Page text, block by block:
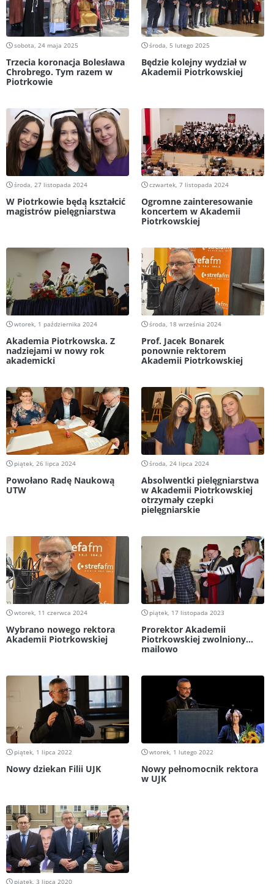
sobota, 24 maja 2025
Trzecia koronacja Bolesława
Chrobrego. Tym razem w
Piotrkowie
środa, 5 lutego 2025
Będzie kolejny wydział w
Akademii Piotrkowskiej
środa, 27 listopada 2024
W Piotrkowie będą kształcić
magistrów pielęgniarstwa
czwartek, 7 listopada 2024
Ogromne zainteresowanie
koncertem w Akademii
Piotrkowskiej
wtorek, 1 października 2024
Akademia Piotrkowska. Z
nadziejami w nowy rok
akademicki
środa, 18 września 2024
Prof. Jacek Bonarek
ponownie rektorem
Akademii Piotrkowskiej
piątek, 26 lipca 2024
Powołano Radę Naukową
UTW
środa, 24 lipca 2024
Absolwentki pielęgniarstwa
w Akademii Piotrkowskiej
otrzymały czepki
pielęgniarskie
wtorek, 11 czerwca 2024
Wybrano nowego rektora
Akademii Piotrkowskiej
piątek, 17 listopada 2023
Prorektor Akademii
Piotrkowskiej zwolniony...
mailowo
piątek, 1 lipca 2022
Nowy dziekan Filii UJK
wtorek, 1 lutego 2022
Nowy pełnomocnik rektora
w UJK
piątek, 3 lipca 2020